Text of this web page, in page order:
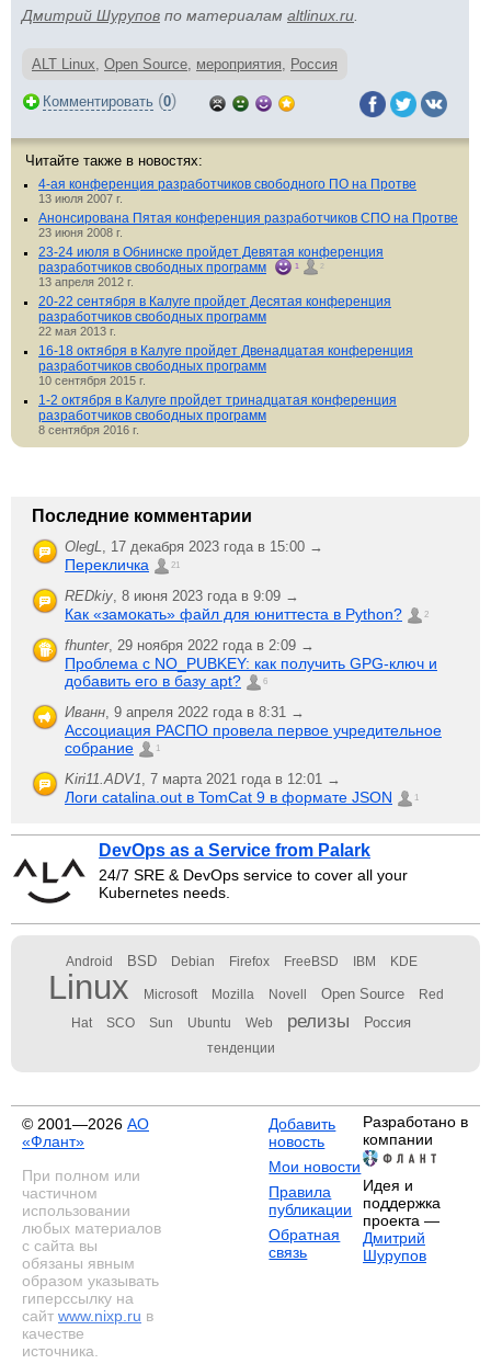
Дмитрий Шурупов по материалам altlinux.ru
ALT Linux, Open Source, мероприятия, Россия
Комментировать (0)
Читайте также в новостях:
4-ая конференция разработчиков свободного ПО на Протве
13 июля 2007 г.
Анонсирована Пятая конференция разработчиков СПО на Протве
23 июня 2008 г.
23-24 июля в Обнинске пройдет Девятая конференция
разработчиков свободных программ
1 2
13 апреля 2012 г.
20-22 сентября в Калуге пройдет Десятая конференция
разработчиков свободных программ
22 мая 2013 г.
16-18 октября в Калуге пройдет Двенадцатая конференция
разработчиков свободных программ
10 сентября 2015 г.
1-2 октября в Калуге пройдет тринадцатая конференция
разработчиков свободных программ
8 сентября 2016 г.
Последние комментарии
OlegL, 17 декабря 2023 года в 15:00 →
Перекличка 21
REDkiy, 8 июня 2023 года в 9:09 →
Как «замокать» файл для юниттеста в Python? 2
fhunter, 29 ноября 2022 года в 2:09 →
Проблема с NO_PUBKEY: как получить GPG-ключ и
добавить его в базу apt?
6
Иванн, 9 апреля 2022 года в 8:31 →
Ассоциация РАСПО провела первое учредительное
собрание
1
Kiri11.ADV1, 7 марта 2021 года в 12:01 →
Логи catalina.out в TomCat 9 в формате JSON 1
DevOps as a Service from Palark
24/7 SRE & DevOps service to cover all your
Kubernetes needs.
Android BSD Debian Firefox FreeBSD IBM KDE
Linux Microsoft Mozilla Novell Open Source Red
Hat SCO Sun Ubuntu Web релизы Россия
тенденции
© 2001—2026 АО
«Флант»
При полном или
частичном
использовании
любых материалов
с сайта вы
обязаны явным
образом указывать
гиперссылку на
сайт www.nixp.ru в
качестве
источника.
Добавить
новость
Мои новости
Правила
публикации
Обратная
связь
Разработано в
компании
Идея и
поддержка
проекта —
Дмитрий
Шурупов